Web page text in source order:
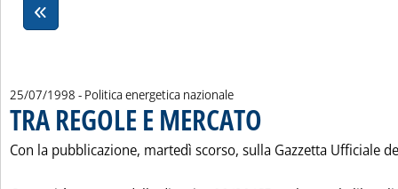
25/07/1998 - Politica energetica nazionale
TRA REGOLE E MERCATO
Con la pubblicazione, martedì scorso, sulla Gazzetta Ufficiale